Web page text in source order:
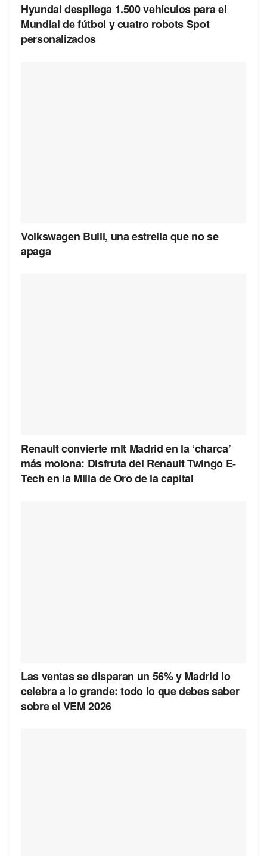
Hyundai despliega 1.500 vehículos para el
Mundial de fútbol y cuatro robots Spot
personalizados
Volkswagen Bulli, una estrella que no se
apaga
Renault convierte rnlt Madrid en la ‘charca’
más molona: Disfruta del Renault Twingo E-
Tech en la Milla de Oro de la capital
Las ventas se disparan un 56% y Madrid lo
celebra a lo grande: todo lo que debes saber
sobre el VEM 2026